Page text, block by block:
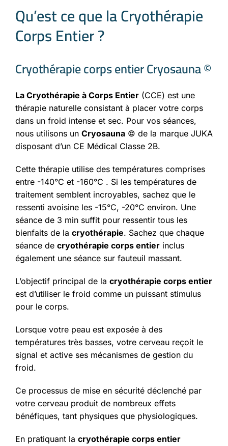
Qu’est ce que la Cryothérapie
Corps Entier ?
Cryothérapie corps entier Cryosauna ©
La Cryothérapie à Corps Entier (CCE) est une
thérapie naturelle consistant à placer votre corps
dans un froid intense et sec. Pour vos séances,
nous utilisons un Cryosauna © de la marque JUKA
disposant d’un CE Médical Classe 2B.
Cette thérapie utilise des températures comprises
entre -140°C et -160°C . Si les températures de
traitement semblent incroyables, sachez que le
ressenti avoisine les -15°C, -20°C environ. Une
séance de 3 min suffit pour ressentir tous les
bienfaits de la cryothérapie. Sachez que chaque
séance de cryothérapie corps entier inclus
également une séance sur fauteuil massant.
L’objectif principal de la cryothérapie corps entier
est d’utiliser le froid comme un puissant stimulus
pour le corps.
Lorsque votre peau est exposée à des
températures très basses, votre cerveau reçoit le
signal et active ses mécanismes de gestion du
froid.
Ce processus de mise en sécurité déclenché par
votre cerveau produit de nombreux effets
bénéfiques, tant physiques que physiologiques.
En pratiquant la cryothérapie corps entier